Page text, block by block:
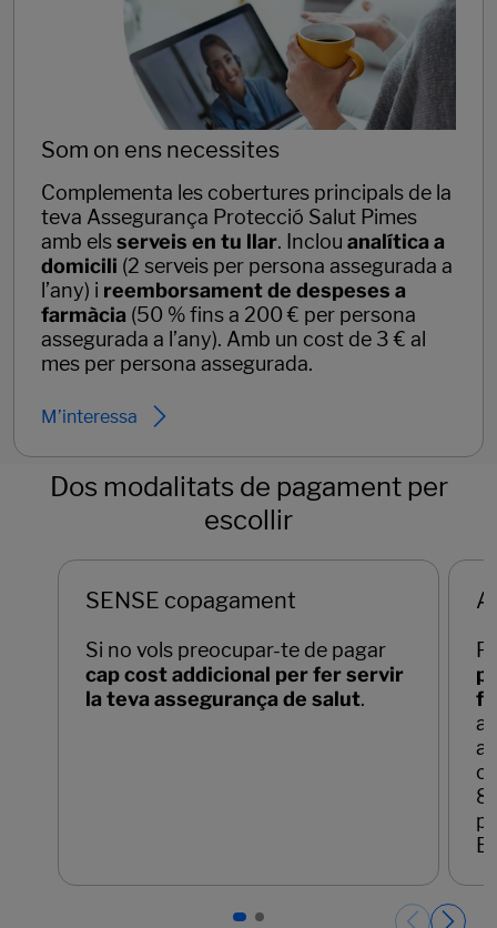
Som on ens necessites
Complementa les cobertures principals de la
teva Assegurança Protecció Salut Pimes
amb elsserveis en tu llar. Inclou analítica a
domicili (2 serveis per persona assegurada a
l’any) i reemborsament de despeses a
farmàcia (50 % fins a 200 € per persona
assegurada a l’any). Amb un cost de 3 € al
mes per persona assegurada.
M’interessa
Dos modalitats de pagament per
escollir
SENSE copagament
Si no vols preocupar-te de pagar
cap cost addicional per fer servir
la teva assegurança de salut.